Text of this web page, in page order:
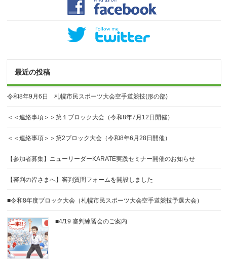
最近の投稿
令和8年9月6日 札幌市民スポーツ大会空手道競技(形の部)
＜＜連絡事項＞＞第１ブロック大会（令和8年7月12日開催）
＜＜連絡事項＞＞第2ブロック大会（令和8年6月28日開催）
【参加者募集】ニューリーダーKARATE実践セミナー開催のお知らせ
【審判の皆さまへ】審判質問フォームを開設しました
■令和8年度ブロック大会（札幌市民スポーツ大会空手道競技予選大会）
■4/19 審判練習会のご案内